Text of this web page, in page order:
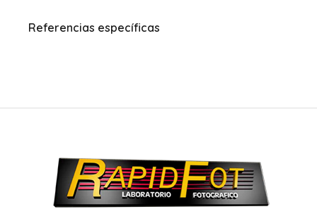
Referencias específicas